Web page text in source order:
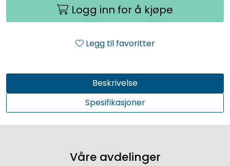
Logg inn for å kjøpe
Legg til favoritter
Beskrivelse
Spesifikasjoner
Våre avdelinger